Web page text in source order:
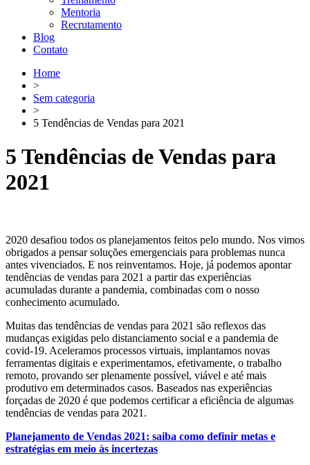
Mentoria
Recrutamento
Blog
Contato
Home
>
Sem categoria
>
5 Tendências de Vendas para 2021
5 Tendências de Vendas para
2021
2020 desafiou todos os planejamentos feitos pelo mundo. Nos vimos
obrigados a pensar soluções emergenciais para problemas nunca
antes vivenciados. E nos reinventamos. Hoje, já podemos apontar
tendências de vendas para 2021 a partir das experiências
acumuladas durante a pandemia, combinadas com o nosso
conhecimento acumulado.
Muitas das tendências de vendas para 2021 são reflexos das
mudanças exigidas pelo distanciamento social e a pandemia de
covid-19. Aceleramos processos virtuais, implantamos novas
ferramentas digitais e experimentamos, efetivamente, o trabalho
remoto, provando ser plenamente possível, viável e até mais
produtivo em determinados casos. Baseados nas experiências
forçadas de 2020 é que podemos certificar a eficiência de algumas
tendências de vendas para 2021.
Planejamento de Vendas 2021: saiba como definir metas e
estratégias em meio às incertezas